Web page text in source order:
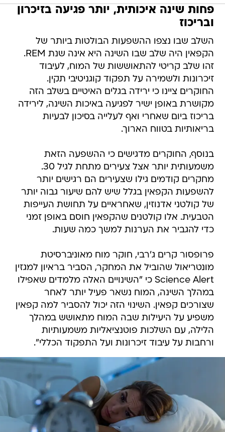
פחות שינה איכותית, יותר פגיעה בזיכרון
ובריכוז
השלב שבו נצפו ההשפעות הבולטות ביותר של
הקפאין היה שלב שבו השינה היא אינה שנת REM.
זהו שלב קריטי להתאוששות של המוח, לעיבוד
זיכרונות ולשמירה על תפקוד קוגניטיבי תקין.
החוקרים ציינו כי ירידה בגלים האיטיים בשלב הזה
מקושרת באופן ישיר לפגיעה באיכות השינה, לירידה
בריכוז ביום שאחרי ואף לעלייה בסיכון לבעיות
בריאותיות בטווח הארוך.
בנוסף, החוקרים מדגישים כי ההשפעה הזאת
משמעותית יותר אצל צעירים מתחת לגיל 30.
מחקרים קודמים גילו שצעירים הם רגישים יותר
להשפעות הקפאין בגלל שיש להם שיעור גבוה יותר
של קולטני אדנוזין, שאחראיים על תחושת העייפות
הטבעית. אלו קולטנים שהקפאין חוסם באופן זמני
כדי להגביר את הערנות למשך כמה שעות.
פרופסור קרים ג'רבי, חוקר מוח מאוניברסיטת
מונטריאול שהוביל את המחקר, הסביר בראיון למגזין
Science Alert כי "השינויים האלה מלמדים שאפילו
במהלך השינה, המוח נשאר פעיל יותר לאחר
שצורכים קפאין. השינוי הזה יכול להסביר למה קפאין
משפיע על היעילות שבה המוח מתאושש במהלך
הלילה, עם השלכות פוטנציאליות משמעותיות
ורחבות על עיבוד זיכרונות ועל התפקוד הכללי".